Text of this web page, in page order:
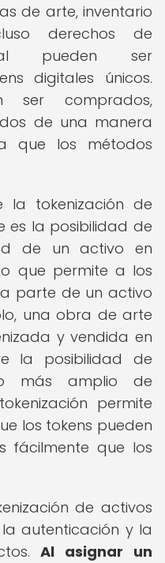
de arte, inventario
derechos de
pueden ser
digitales únicos.
ser comprados,
de una manera
que los métodos
la tokenización de
es la posibilidad de
de un activo en
que permite a los
parte de un activo
una obra de arte
y vendida en
la posibilidad de
más amplio de
permite
los tokens pueden
fácilmente que los
de activos
autenticación y la
Al asignar un